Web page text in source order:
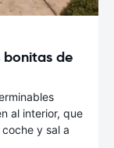
bonitas de
al interior, que
y sal a